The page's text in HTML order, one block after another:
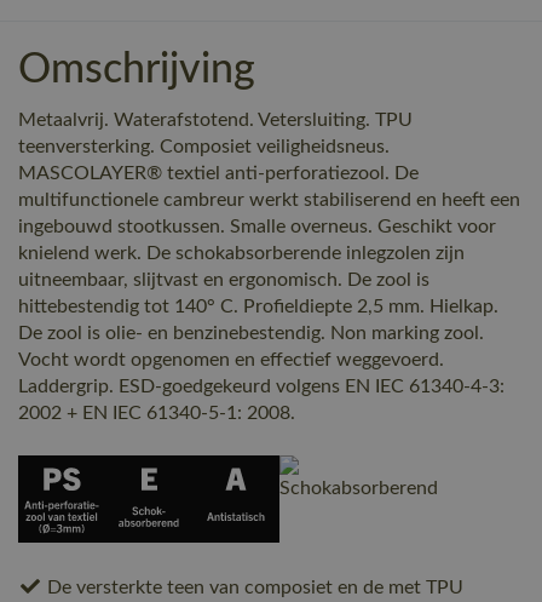
Omschrijving
Metaalvrij. Waterafstotend. Vetersluiting. TPU
teenversterking. Composiet veiligheidsneus.
MASCOLAYER® textiel anti-perforatiezool. De
multifunctionele cambreur werkt stabiliserend en heeft een
ingebouwd stootkussen. Smalle overneus. Geschikt voor
knielend werk. De schokabsorberende inlegzolen zijn
uitneembaar, slijtvast en ergonomisch. De zool is
hittebestendig tot 140° C. Profieldiepte 2,5 mm. Hielkap.
De zool is olie- en benzinebestendig. Non marking zool.
Vocht wordt opgenomen en effectief weggevoerd.
Laddergrip. ESD-goedgekeurd volgens EN IEC 61340-4-3:
2002 + EN IEC 61340-5-1: 2008.
De versterkte teen van composiet en de met TPU